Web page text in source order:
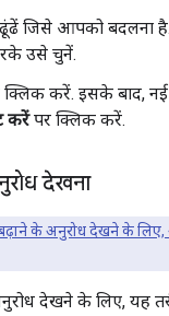
ढूंढें जिसे आपको बदलना
उसे चुनें.
करें. इसके बाद,
करेंपर क्लिक करें.
देखना
बढ़ाने के अनुरोध देखने के
देखने के लिए, यह